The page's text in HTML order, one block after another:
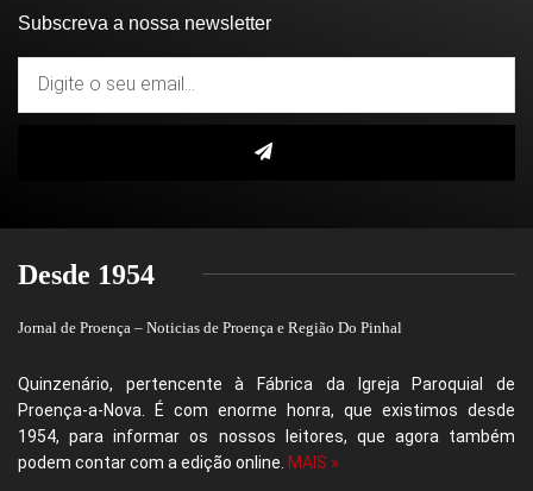
Subscreva a nossa newsletter
Desde 1954
Jornal de Proença – Noticias de Proença e Região Do Pinhal
Quinzenário, pertencente à Fábrica da Igreja Paroquial de
Proença-a-Nova. É com enorme honra, que existimos desde
1954, para informar os nossos leitores, que agora também
podem contar com a edição online. MAIS »